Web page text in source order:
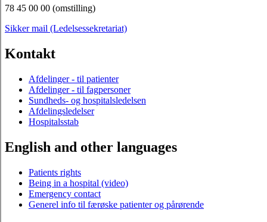
78 45 00 00 (omstilling)
Sikker mail (Ledelsessekretariat)
Kontakt
Afdelinger - til patienter
Afdelinger - til fagpersoner
Sundheds- og hospitalsledelsen
Afdelingsledelser
Hospitalsstab
English and other languages
Patients rights
Being in a hospital (video)
Emergency contact
Generel info til færøske patienter og pårørende